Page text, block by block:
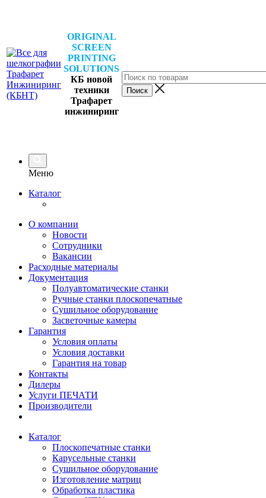
ORIGINAL
SCREEN
PRINTING
SOLUTIONS
КБ новой
техники
Трафарет
инжиниринг
Меню
Каталог
О компании
Новости
Сотрудники
Вакансии
Расходные материалы
Документация
Полуавтоматические станки
Ручные станки плоскопечатные
Сушильное оборудование
Засветочные камеры
Гарантия
Условия оплаты
Условия доставки
Гарантия на товар
Контакты
Дилеры
Услуги ПЕЧАТИ
Производители
Каталог
Плоскопечатные станки
Карусельные станки
Сушильное оборудование
Изготовление матриц
Обработка пластика